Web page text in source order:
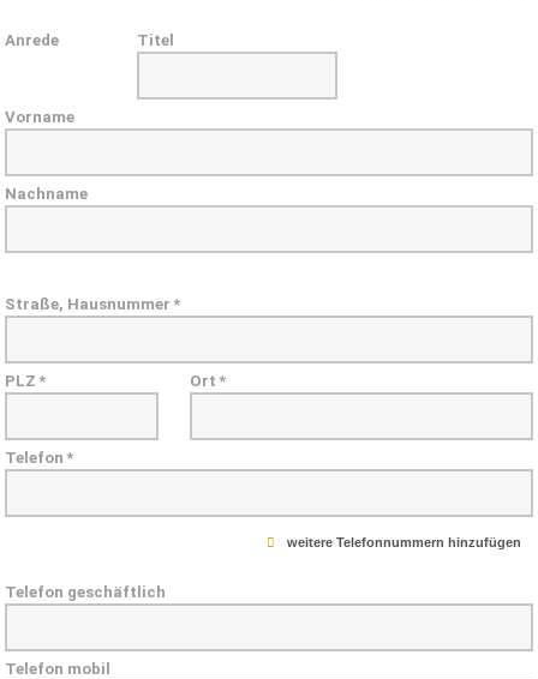
Anrede Titel
Vorname
Nachname
Straße, Hausnummer *
PLZ * Ort *
Telefon *
weitere Telefonnummern hinzufügen
Telefon geschäftlich
Telefon mobil